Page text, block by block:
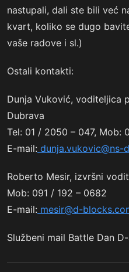
nastupali, dali ste bili već
kvart, koliko se dugo
vaše radove i sl.)
Ostali kontakti:
Dunja Vuković, voditeljica
Dubrava
Tel: 01 / 2050 – 047, Mob:
E-mail: dunja.vukovic@ns-
Roberto Mesir, izvršni
Mob: 091 / 192 – 0682
E-mail: mesir@d-
Službeni mail Battle Dan